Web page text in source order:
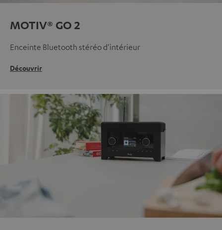
MOTIV® GO 2
Enceinte Bluetooth stéréo d'intérieur
Découvrir